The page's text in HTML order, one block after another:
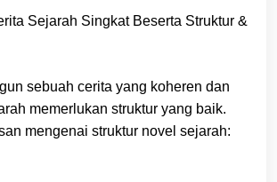
Sejarah Singkat Beserta Struktur &
sebuah cerita yang koheren dan
memerlukan struktur yang baik.
mengenai struktur novel sejarah: